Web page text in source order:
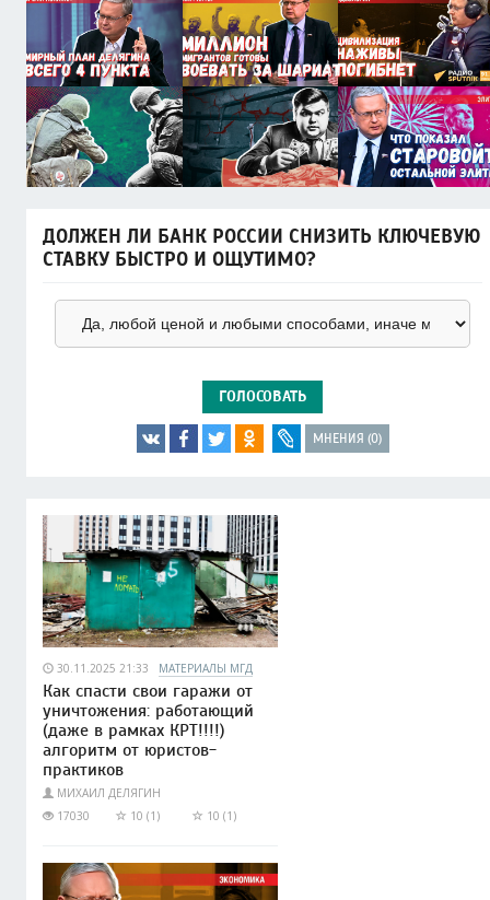
ДОЛЖЕН ЛИ БАНК РОССИИ СНИЗИТЬ КЛЮЧЕВУЮ
СТАВКУ БЫСТРО И ОЩУТИМО?
ГОЛОСОВАТЬ
МНЕНИЯ (0)
30.11.2025 21:33 МАТЕРИАЛЫ МГД
Как спасти свои гаражи от
уничтожения: работающий
(даже в рамках КРТ!!!!)
алгоритм от юристов-
практиков
МИХАИЛ ДЕЛЯГИН
17030
10 (1) 10 (1)